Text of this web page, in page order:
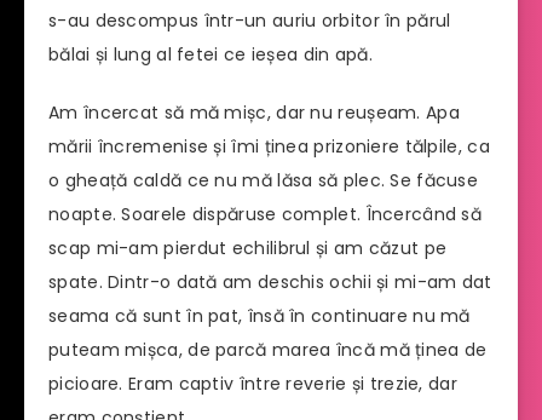
s-au descompus într-un auriu orbitor în părul
bălai și lung al fetei ce ieșea din apă.
Am încercat să mă mișc, dar nu reușeam. Apa
mării încremenise și îmi ținea prizoniere tălpile, ca
o gheață caldă ce nu mă lăsa să plec. Se făcuse
noapte. Soarele dispăruse complet. Încercând să
scap mi-am pierdut echilibrul și am căzut pe
spate. Dintr-o dată am deschis ochii și mi-am dat
seama că sunt în pat, însă în continuare nu mă
puteam mișca, de parcă marea încă mă ținea de
picioare. Eram captiv între reverie și trezie, dar